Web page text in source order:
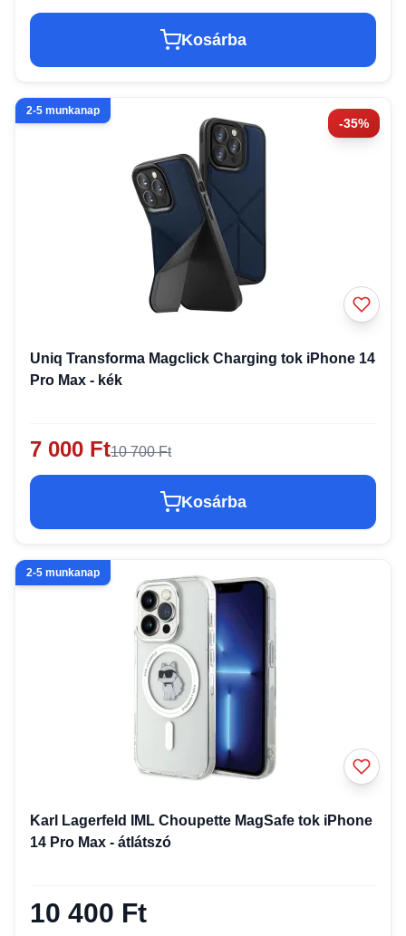
Kosárba
-35%
2-5 munkanap
Uniq Transforma Magclick Charging tok iPhone 14
Pro Max - kék
7 000 Ft10 700 Ft
Kosárba
2-5 munkanap
Karl Lagerfeld IML Choupette MagSafe tok iPhone
14 Pro Max - átlátszó
10 400 Ft